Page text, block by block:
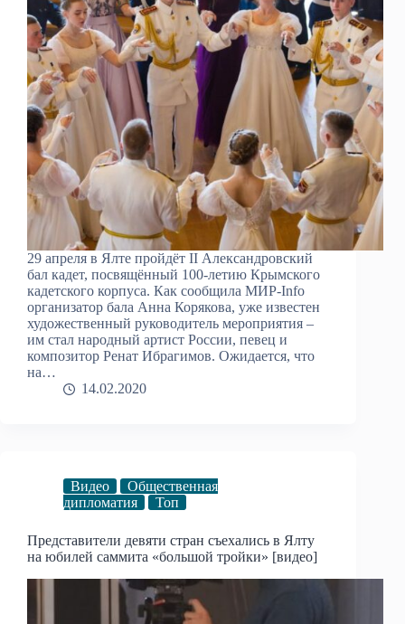
29 апреля в Ялте пройдёт II Александровский
бал кадет, посвящённый 100-летию Крымского
кадетского корпуса. Как сообщила МИР-Info
организатор бала Анна Корякова, уже известен
художественный руководитель мероприятия –
им стал народный артист России, певец и
композитор Ренат Ибрагимов. Ожидается, что
на…
14.02.2020
Видео
Общественная
дипломатия
Топ
Представители девяти стран съехались в Ялту
на юбилей саммита «большой тройки» [видео]